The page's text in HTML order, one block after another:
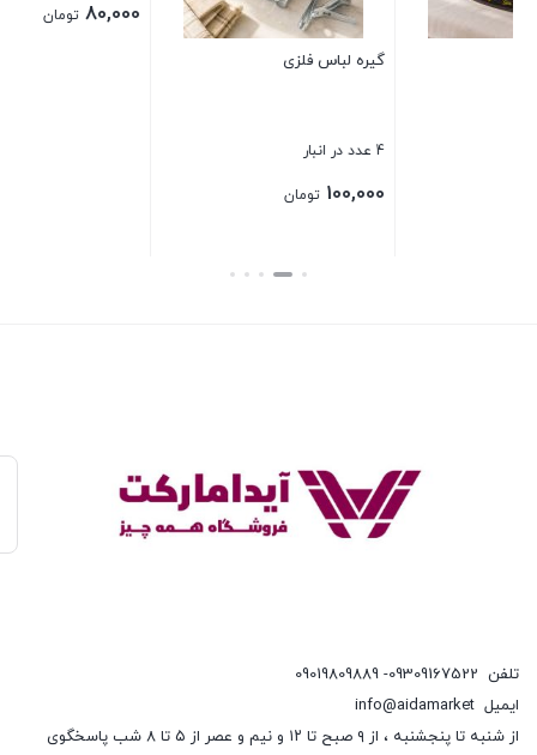
جا ملاقه سرامیکی کنار گاز
تومان
1,050,000 تومان
تلفن 09309167522- 09019809889
ایمیل info@aidamarket
از شنبه تا پنجشنبه ، از ۹ صبح تا ۱۲ و نیم و عصر از ۵ تا ۸ شب پاسخگوی